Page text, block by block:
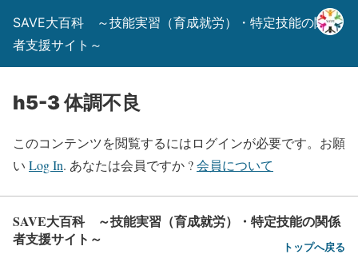
SAVE大百科 ～技能実習（育成就労）・特定技能の関係
者支援サイト～
h5-3 体調不良
このコンテンツを閲覧するにはログインが必要です。お願
い Log In. あなたは会員ですか ?会員について
SAVE大百科 ～技能実習（育成就労）・特定技能の関係
者支援サイト～
トップへ戻る